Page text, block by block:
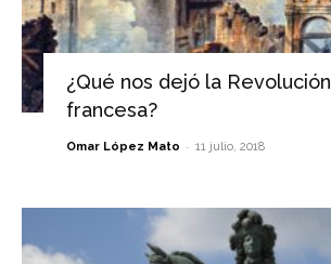
¿Qué nos dejó la Revolución
francesa?
Omar López Mato - 11 julio, 2018